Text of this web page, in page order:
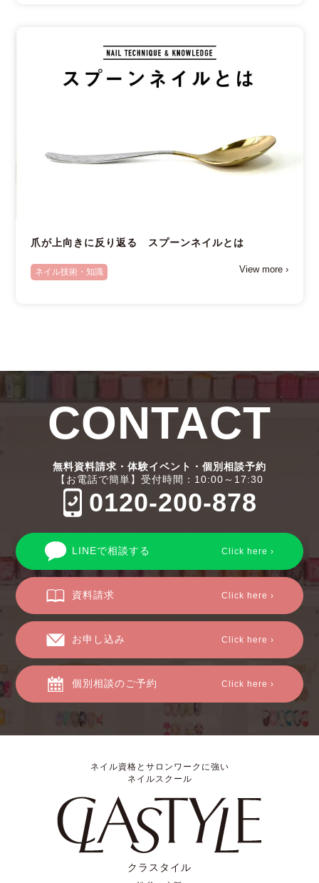
爪が上向きに反り返る スプーンネイルとは
ネイル技術・知識 View more ›
CONTACT
無料資料請求・体験イベント・個別相談予約
【お電話で簡単】受付時間：10:00～17:30
0120-200-878
LINEで相談する Click here ›
資料請求 Click here ›
お申し込み Click here ›
個別相談のご予約 Click here ›
ネイル資格とサロンワークに強い
ネイルスクール
クラスタイル